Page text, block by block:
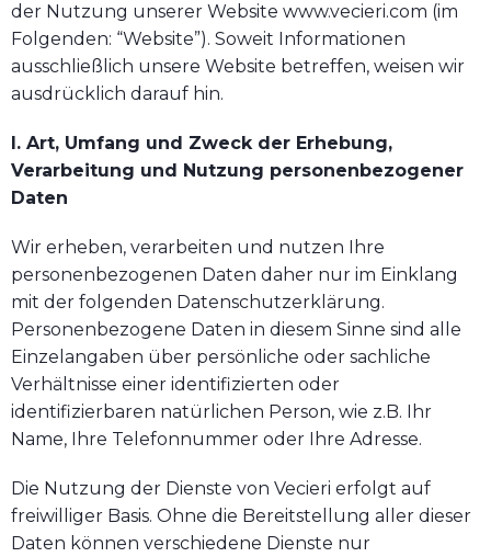
der Nutzung unserer Website www.vecieri.com (im
Folgenden: “Website”). Soweit Informationen
ausschließlich unsere Website betreffen, weisen wir
ausdrücklich darauf hin.
I. Art, Umfang und Zweck der Erhebung,
Verarbeitung und Nutzung personenbezogener
Daten
Wir erheben, verarbeiten und nutzen Ihre
personenbezogenen Daten daher nur im Einklang
mit der folgenden Datenschutzerklärung.
Personenbezogene Daten in diesem Sinne sind alle
Einzelangaben über persönliche oder sachliche
Verhältnisse einer identifizierten oder
identifizierbaren natürlichen Person, wie z.B. Ihr
Name, Ihre Telefonnummer oder Ihre Adresse.
Die Nutzung der Dienste von Vecieri erfolgt auf
freiwilliger Basis. Ohne die Bereitstellung aller dieser
Daten können verschiedene Dienste nur